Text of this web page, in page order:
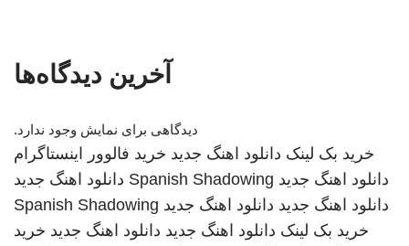
آخرین دیدگاه‌ها
دیدگاهی برای نمایش وجود ندارد.
خرید بک لینک دانلود اهنگ جدید خرید فالوور اینستاگرام
دانلود اهنگ جدید Spanish Shadowing دانلود اهنگ جدید
دانلود اهنگ جدید دانلود اهنگ جدید Spanish Shadowing
خرید بک لینک دانلود اهنگ جدید دانلود اهنگ جدید خرید